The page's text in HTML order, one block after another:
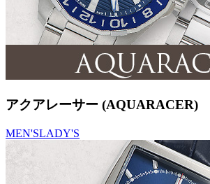
アクアレーサー (AQUARACER)
MEN'SLADY'S